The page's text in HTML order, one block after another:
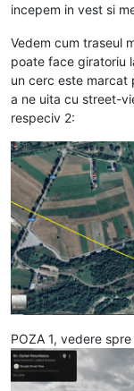
incepem in vest si
Vedem cum traseul
poate face giratoriu
un cerc este marcat
a ne uita cu street-
respeciv 2:
POZA 1, vedere